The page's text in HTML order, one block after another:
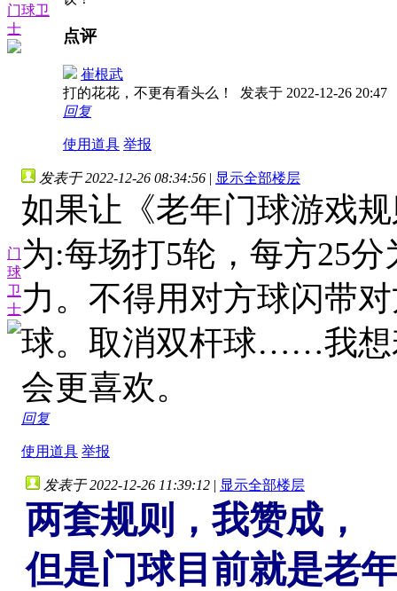
门球卫
士
点评
崔根武
打的花花，不更有看头么！ 发表于 2022-12-26 20:47
回复
使用道具 举报
门
球
卫
士
发表于 2022-12-26 08:34:56 | 显示全部楼层
如果让《老年门球游戏
为:每场打5轮，每方25
力。不得用对方球闪带
球。取消双杆球……我想
会更喜欢。
回复
使用道具 举报
发表于 2022-12-26 11:39:12 | 显示全部楼层
两套规则，我赞成，
但是门球目前就是老